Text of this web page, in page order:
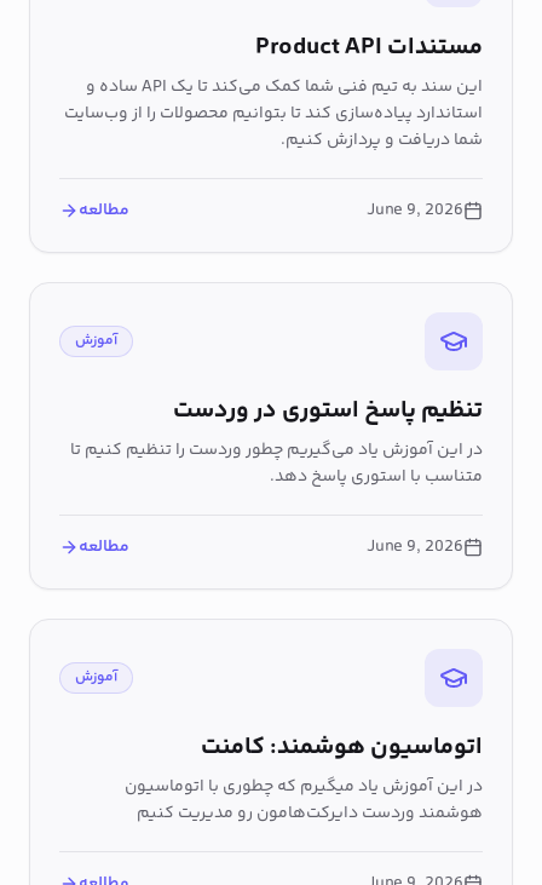
مستندات Product API
این سند به تیم فنی شما کمک می‌کند تا یک API ساده و
استاندارد پیاده‌سازی کند تا بتوانیم محصولات را از وب‌سایت
شما دریافت و پردازش کنیم.
June 9, 2026 مطالعه
آموزش
تنظیم پاسخ استوری در وردست
در این آموزش یاد می‌گیریم چطور وردست را تنظیم کنیم تا
متناسب با استوری پاسخ دهد.
June 9, 2026 مطالعه
آموزش
اتوماسیون هوشمند: کامنت
در این آموزش یاد میگیرم که چطوری با اتوماسیون
هوشمند وردست دایرکت‌هامون رو مدیریت کنیم